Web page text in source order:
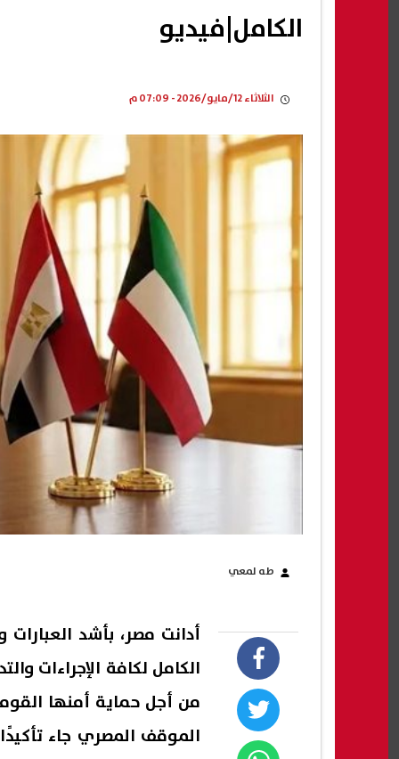
الكامل|فيديو
الثلاثاء 12/مايو/2026 - 07:09 م
طه لمعي
أدانت مصر، بأشد
الكامل لكافة الإجراءات
من أجل حماية أمنها
الموقف المصري جاء